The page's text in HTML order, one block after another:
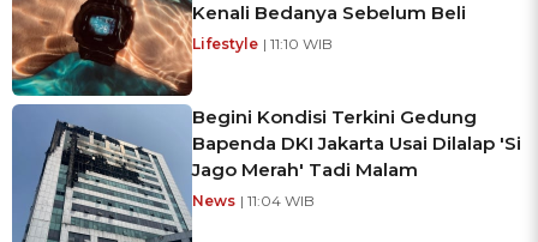
Kenali Bedanya Sebelum Beli
Lifestyle | 11:10 WIB
Begini Kondisi Terkini Gedung
Bapenda DKI Jakarta Usai Dilalap 'Si
Jago Merah' Tadi Malam
News | 11:04 WIB